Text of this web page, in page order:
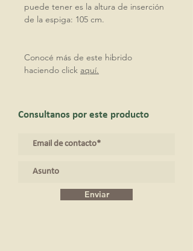
puede tener es la altura de inserción
de la espiga: 105 cm.
Conocé más de este hibrido
haciendo click aquí.
Consultanos por este producto
Enviar